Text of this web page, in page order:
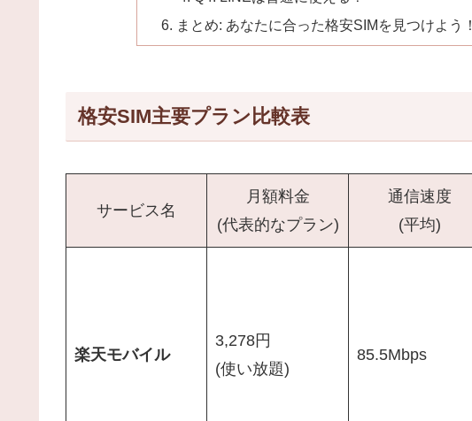
まとめ: あなたに合った格安SIMを見つけよう！
格安SIM主要プラン比較表
サービス名
月額料金
(代表的なプラン)
通信速度
(平均)
楽天モバイル
3,278円
(使い放題)
85.5Mbps